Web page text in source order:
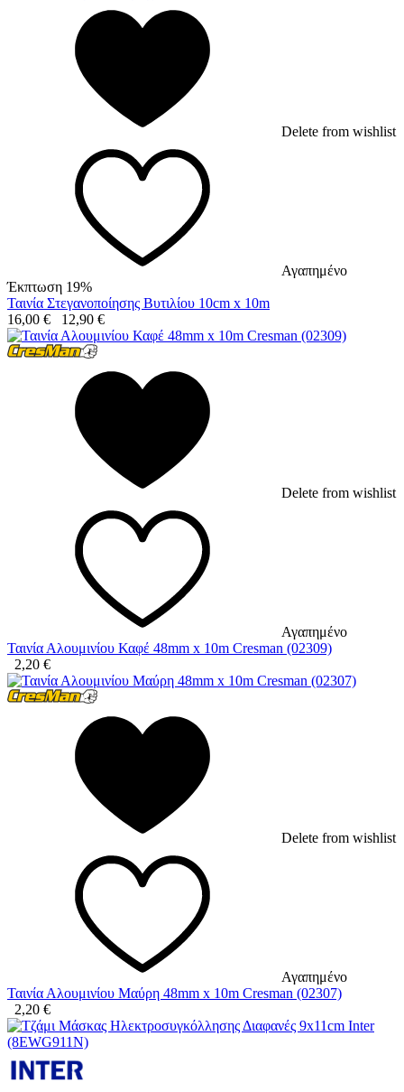
Delete from wishlist
Αγαπημένο
Έκπτωση 19%
Ταινία Στεγανοποίησης Βυτιλίου 10cm x 10m
16,00 € 12,90 €
Delete from wishlist
Αγαπημένο
Ταινία Αλουμινίου Καφέ 48mm x 10m Cresman (02309)
2,20 €
Delete from wishlist
Αγαπημένο
Ταινία Αλουμινίου Μαύρη 48mm x 10m Cresman (02307)
2,20 €